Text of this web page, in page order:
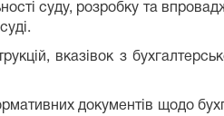
суду, розробку та
вказівок з
документів щодо